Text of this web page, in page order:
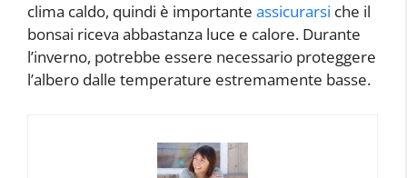
clima caldo, quindi è importante assicurarsi che il
bonsai riceva abbastanza luce e calore. Durante
l’inverno, potrebbe essere necessario proteggere
l’albero dalle temperature estremamente basse.